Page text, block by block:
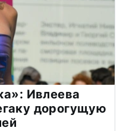
Ивлеева
дорогущую